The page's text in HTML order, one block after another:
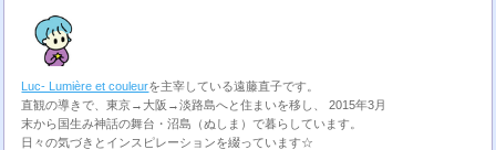
Luc- Lumière et couleurを主宰している遠藤直子です。
直観の導きで、東京→大阪→淡路島へと住まいを移し、 2015年3月
末から国生み神話の舞台・沼島（ぬしま）で暮らしています。
日々の気づきとインスピレーションを綴っています☆